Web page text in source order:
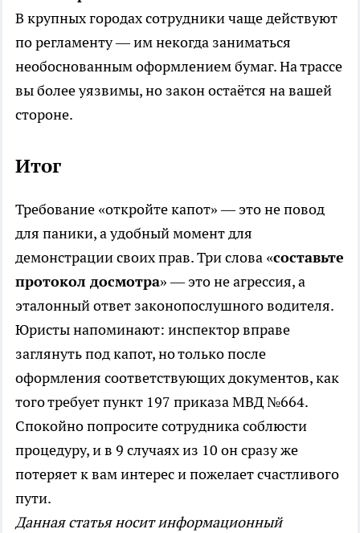
В крупных городах сотрудники чаще действуют
по регламенту — им некогда заниматься
необоснованным оформлением бумаг. На трассе
вы более уязвимы, но закон остаётся на вашей
стороне.
Итог
Требование «откройте капот» — это не повод
для паники, а удобный момент для
демонстрации своих прав. Три слова «составьте
протокол досмотра» — это не агрессия, а
эталонный ответ законопослушного водителя.
Юристы напоминают: инспектор вправе
заглянуть под капот, но только после
оформления соответствующих документов, как
того требует пункт 197 приказа МВД №664.
Спокойно попросите сотрудника соблюсти
процедуру, и в 9 случаях из 10 он сразу же
потеряет к вам интерес и пожелает счастливого
пути.
Данная статья носит информационный